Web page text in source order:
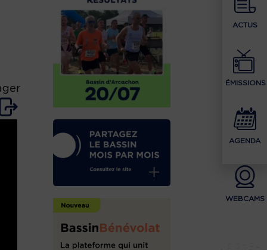
ACTUS
ÉMISSIONS
AGENDA
WEBCAMS